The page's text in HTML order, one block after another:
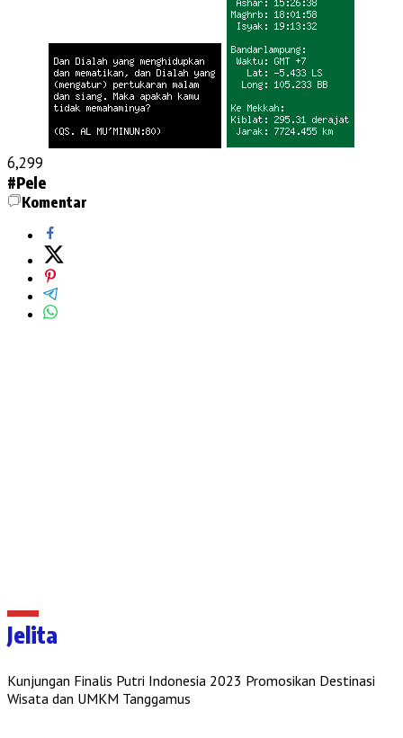
6,299
#Pele
Komentar
Jelita
Kunjungan Finalis Putri Indonesia 2023 Promosikan Destinasi
Wisata dan UMKM Tanggamus